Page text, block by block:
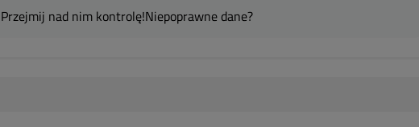
nad nim kontrolę!Niepoprawne dane?